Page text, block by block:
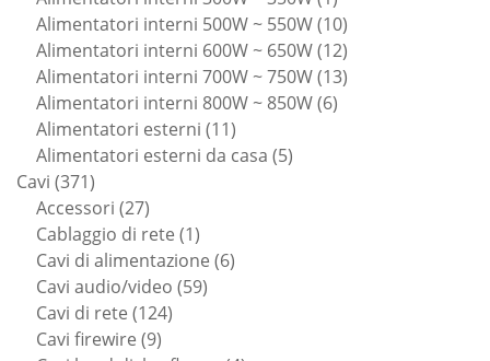
prodotto
Alimentatori interni 500W ~ 550W 1010
prodotti
Alimentatori interni 600W ~ 650W 1212
prodotti
Alimentatori interni 700W ~ 750W 1313
Alimentatori interni 800W ~ 850W 66
Alimentatori esterni 1111
prodotti
Alimentatori esterni da casa 55
Cavi 371371
prodotti
Accessori 2727
prodotti
Cablaggio di rete 11
prodotto
Cavi di alimentazione 66
Cavi audio/video 5959
Cavi di rete 124124
Cavi firewire 99